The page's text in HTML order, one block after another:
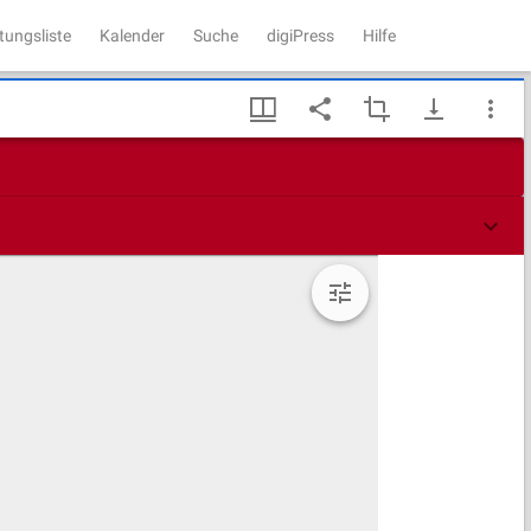
Kalender Suche digiPress Hilfe